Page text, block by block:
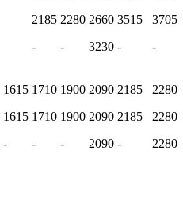
2185
-
2280
-
2660
3230
3515
-
3705
-
1615
1615
-
1710
1710
-
1900
1900
-
2090
2090
2090
2185
2185
-
2280
2280
2280